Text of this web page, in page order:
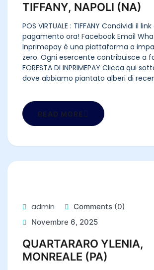
TIFFANY, NAPOLI (NA)
POS VIRTUALE : TIFFANY Condividi il link
pagamento ora! Facebook Email
Inprimepay è una piattaforma a
zero. Ogni esercente contribuisce a
FORESTA DI INPRIMEPAY Clicca qui
dove abbiamo piantato alberi di
READ MORE
admin
Comments (0)
Novembre 6, 2025
QUARTARARO YLENIA,
MONREALE (PA)